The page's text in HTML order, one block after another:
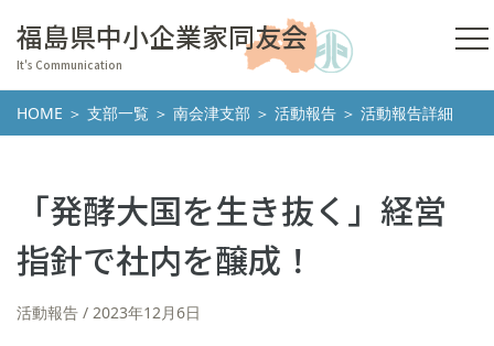
福島県中小企業家同友会
It's Communication
HOME ＞ 支部一覧 ＞ 南会津支部 ＞ 活動報告 ＞ 活動報告詳細
「発酵大国を生き抜く」経営
指針で社内を醸成！
活動報告 2023年12月6日